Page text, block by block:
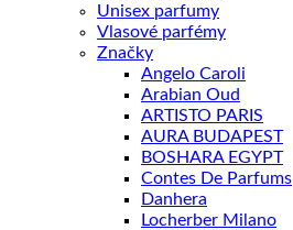
Unisex parfumy
Vlasové parfémy
Značky
Angelo Caroli
Arabian Oud
ARTISTO PARIS
AURA BUDAPEST
BOSHARA EGYPT
Contes De Parfums
Danhera
Locherber Milano